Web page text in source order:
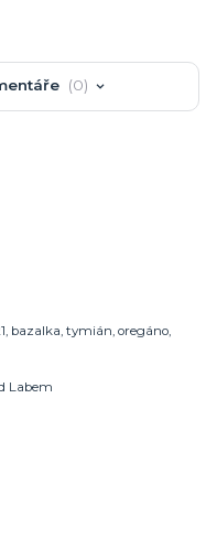
0
bazalka, tymián, oregáno,
Labem